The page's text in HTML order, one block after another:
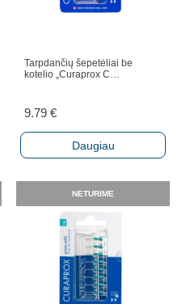
Tarpdančių šepetėliai be
kotelio „Curaprox C…
9.79 €
Daugiau
NETURIME